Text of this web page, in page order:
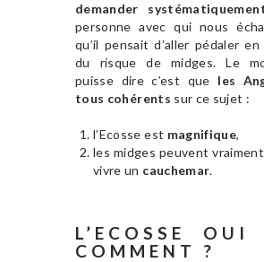
demander
personne avec qui nous
qu’il pensait d’aller pédaler
du risque de midges. Le
puisse dire c’est que les
tous cohérents sur ce sujet :
l’Ecosse est magnifique,
les midges peuvent
vivre un cauchemar.
L’ECOSSE OUI
COMMENT ?